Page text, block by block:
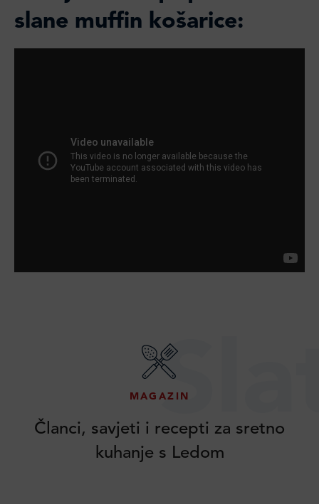
slane muffin košarice:
MAGAZIN
Članci, savjeti i recepti za sretno
kuhanje s Ledom